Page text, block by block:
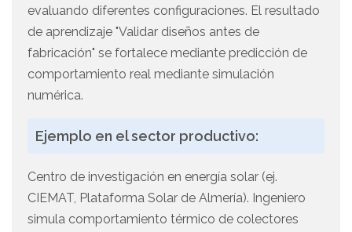
evaluando diferentes configuraciones. El resultado
de aprendizaje "Validar diseños antes de
fabricación" se fortalece mediante predicción de
comportamiento real mediante simulación
numérica.
Ejemplo en el sector productivo:
Centro de investigación en energía solar (ej.
CIEMAT, Plataforma Solar de Almería). Ingeniero
simula comportamiento térmico de colectores